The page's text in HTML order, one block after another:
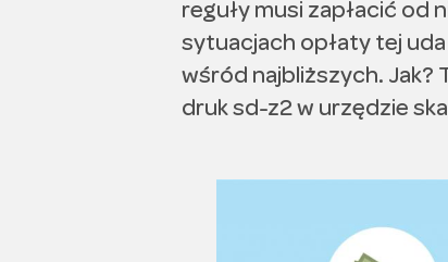
reguły musi zapłacić od
sytuacjach opłaty tej
wśród najbliższych. Jak?
druk sd-z2 w urzędzie